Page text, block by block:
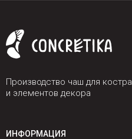
Производство чаш для костра
и элементов декора
ИНФОРМАЦИЯ